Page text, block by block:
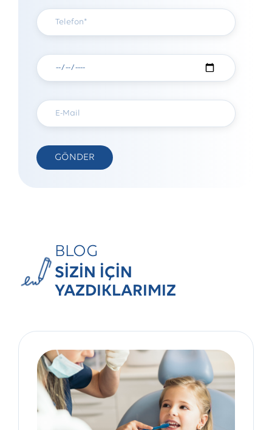
BLOG
SİZİN İÇİN
YAZDIKLARIMIZ